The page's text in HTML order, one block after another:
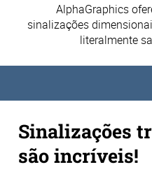
AlphaGraphics
sinalizações
literalmente
Sinalizações
são incríveis!